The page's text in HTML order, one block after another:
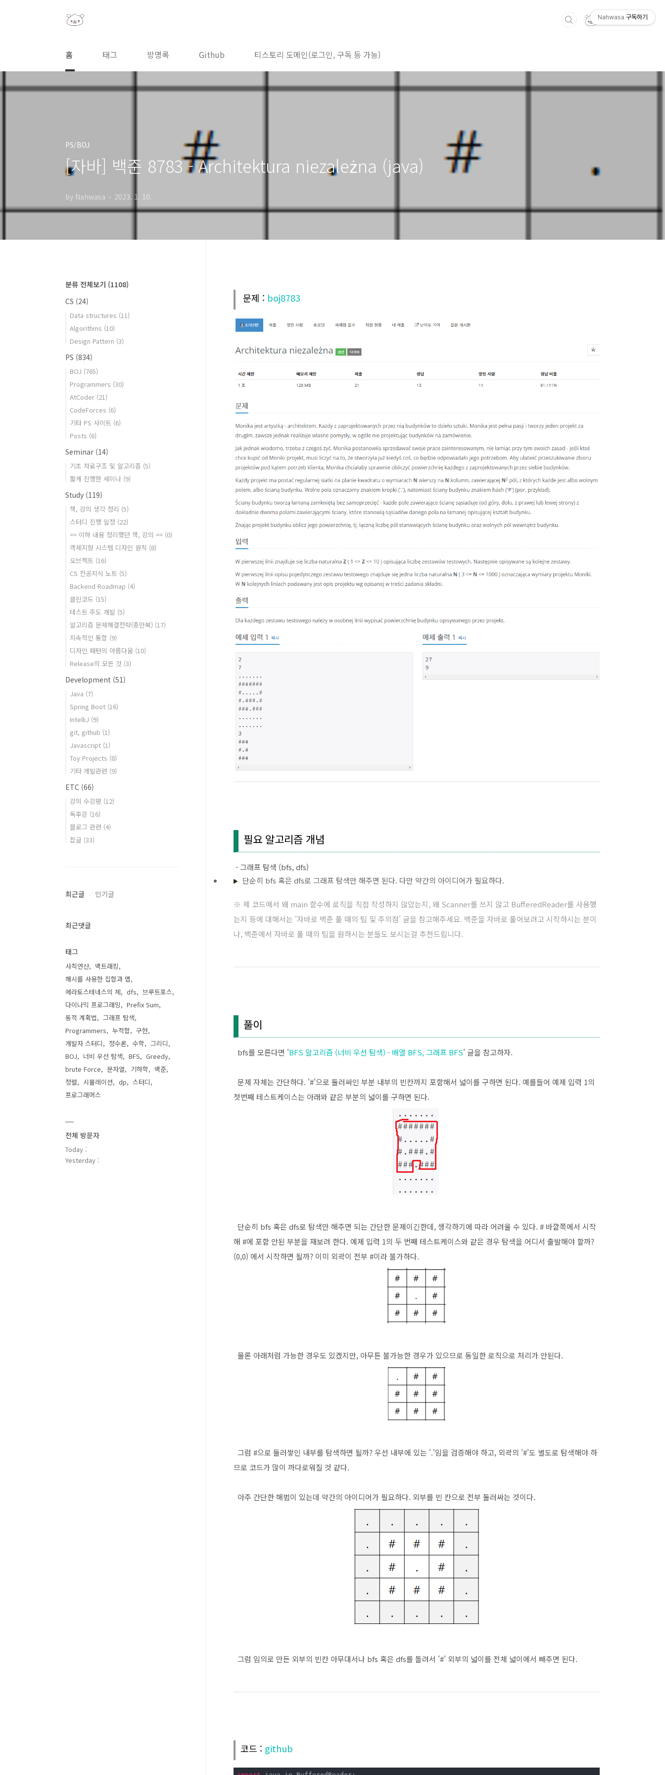
홈 태그 방명록 Github 티스토리 도메인(로그인, 구독 등 가능)
PS/BOJ
[자바] 백준 8783 - Architektura niezależna (java)
by Nahwasa 2023. 1. 10.
문제 : boj8783
필요 알고리즘 개념
- 그래프 탐색 (bfs, dfs)
단순히 bfs 혹은 dfs로 그래프 탐색만 해주면 된다. 다만 약간의 아이디어가 필요하다.
※ 제 코드에서 왜 main 함수에 로직을 직접 작성하지 않았는지, 왜 Scanner를 쓰지 않고 BufferedReader를 사용했
는지 등에 대해서는 '자바로 백준 풀 때의 팁 및 주의점' 글을 참고해주세요. 백준을 자바로 풀어보려고 시작하시는 분이
나, 백준에서 자바로 풀 때의 팁을 원하시는 분들도 보시는걸 추천드립니다.
풀이
bfs를 모른다면 'BFS 알고리즘 (너비 우선 탐색) - 배열 BFS, 그래프 BFS' 글을 참고하자.
문제 자체는 간단하다. '#'으로 둘러싸인 부분 내부의 빈칸까지 포함해서 넓이를 구하면 된다. 예를들어 예제 입력 1의
첫번째 테스트케이스는 아래와 같은 부분의 넓이를 구하면 된다.
단순히 bfs 혹은 dfs로 탐색만 해주면 되는 간단한 문제이긴한데, 생각하기에 따라 어려울 수 있다. # 바깥쪽에서 시작
해 #에 포함 안된 부분을 재보려 한다. 예제 입력 1의 두 번째 테스트케이스와 같은 경우 탐색을 어디서 출발해야 할까?
(0,0) 에서 시작하면 될까? 이미 외곽이 전부 #이라 불가하다.
물론 아래처럼 가능한 경우도 있겠지만, 아무튼 불가능한 경우가 있으므로 동일한 로직으로 처리가 안된다.
그럼 #으로 둘러쌓인 내부를 탐색하면 될까? 우선 내부에 있는 '.'임을 검증해야 하고, 외곽의 '#'도 별도로 탐색해야 하
므로 코드가 많이 까다로워질 것 같다.
아주 간단한 해법이 있는데 약간의 아이디어가 필요하다. 외부를 빈 칸으로 전부 둘러싸는 것이다.
그럼 임의로 만든 외부의 빈칸 아무대서나 bfs 혹은 dfs를 돌려서 '#' 외부의 넓이를 전체 넓이에서 빼주면 된다.
코드 : github
분류 전체보기 (1108)
CS (24)
Data structures (11)
Algorithms (10)
Design Pattern (3)
PS (834)
BOJ (765)
Programmers (30)
AtCoder (21)
CodeForces (6)
기타 PS 사이트 (6)
Posts (6)
Seminar (14)
기초 자료구조 및 알고리즘 (5)
짧게 진행한 세미나 (9)
Study (119)
책, 강의 생각 정리 (5)
스터디 진행 일정 (22)
== 이하 내용 정리했던 책, 강의 == (0)
객체지향 시스템 디자인 원칙 (8)
오브젝트 (16)
CS 전공지식 노트 (5)
Backend Roadmap (4)
클린코드 (15)
테스트 주도 개발 (5)
알고리즘 문제해결전략(종만북) (17)
지속적인 통합 (9)
디자인 패턴의 아름다움 (10)
Release의 모든 것 (3)
Development (51)
Java (7)
Spring Boot (16)
IntelliJ (9)
git, github (1)
Javascript (1)
Toy Projects (8)
기타 개발관련 (9)
ETC (66)
강의 수강평 (12)
독후감 (16)
블로그 관련 (4)
잡글 (33)
최근글 인기글
최근댓글
태그
사칙연산
백트래킹
해시를 사용한 집합과 맵
에라토스테네스의 체
dfs
브루트포스
다이나믹 프로그래밍
Prefix Sum
동적 계획법
그래프 탐색
Programmers
누적합
구현
개발자 스터디
정수론 수학
그리디
BOJ
너비 우선 탐색 BFS
Greedy
brute Force
문자열 기하학
백준
정렬
시뮬레이션 dp
스터디
프로그래머스
전체 방문자
Today :
Yesterday :
Nahwasa 구독하기